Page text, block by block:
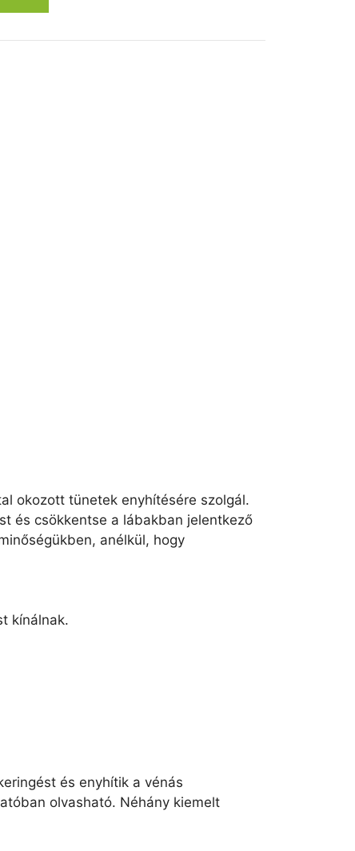
Ft.12900,00 Ft.
okozott tünetek enyhítésére szolgál.
és csökkentse a lábakban jelentkező
anélkül, hogy
kínálnak.
és enyhítik a vénás
olvasható. Néhány kiemelt